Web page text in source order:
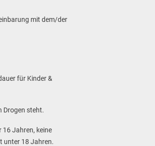
mit dem/der
für Kinder &
Drogen steht.
16 Jahren, keine
unter 18 Jahren.